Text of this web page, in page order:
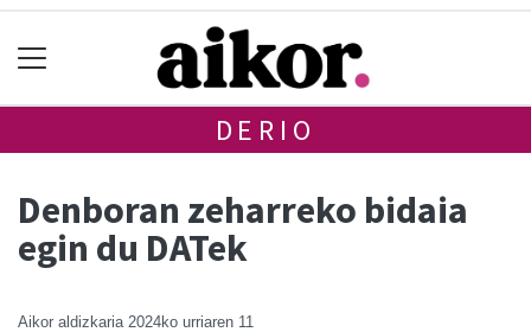
DERIO
Denboran zeharreko bidaia
egin du DATek
Aikor aldizkaria 2024ko urriaren 11